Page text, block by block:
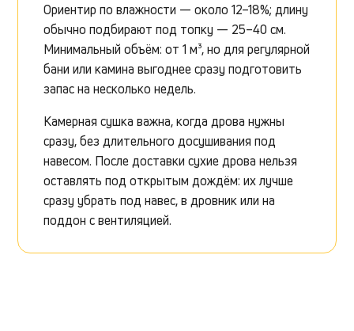
Ориентир по влажности — около 12–18%; длину
обычно подбирают под топку — 25–40 см.
Минимальный объём: от 1 м³, но для регулярной
бани или камина выгоднее сразу подготовить
запас на несколько недель.
Камерная сушка важна, когда дрова нужны
сразу, без длительного досушивания под
навесом. После доставки сухие дрова нельзя
оставлять под открытым дождём: их лучше
сразу убрать под навес, в дровник или на
поддон с вентиляцией.